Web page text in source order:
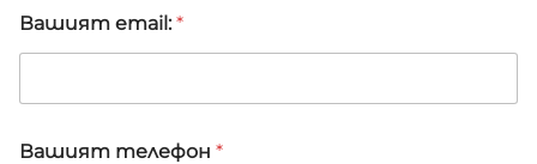
ф
о
н
Вашият email: *
Вашият телефон *